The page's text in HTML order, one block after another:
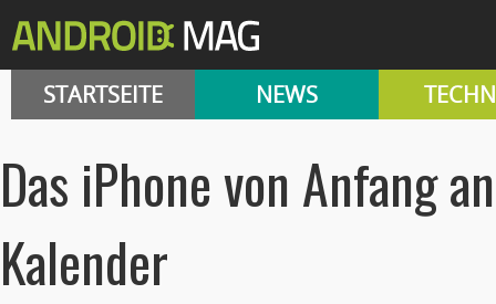
STARTSEITE NEWS
Das iPhone von Anfang
Kalender